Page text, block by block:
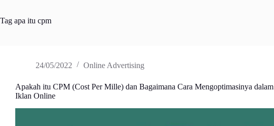
Tag apa itu cpm
24/05/2022 Online Advertising
Apakah itu CPM (Cost Per Mille) dan Bagaimana Cara Mengoptimasinya dalam
Iklan Online